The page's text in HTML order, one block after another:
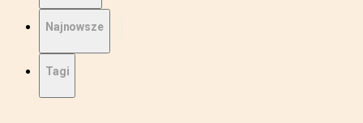
Najnowsze
Tagi